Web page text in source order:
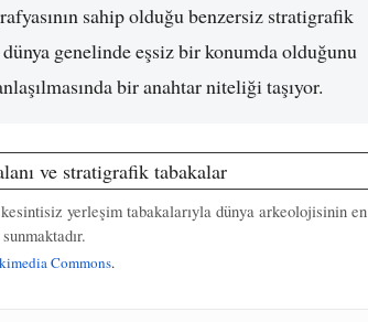
sahip olduğu benzersiz stratigrafik
genelinde eşsiz bir konumda olduğunu
bir anahtar niteliği taşıyor.
yerleşim tabakalarıyla dünya arkeolojisinin en
Commons.